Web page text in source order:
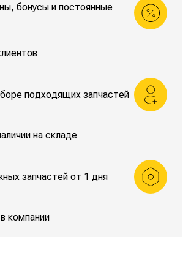
бонусы и постоянные
подходящих запчастей
на складе
запчастей от 1 дня
компании